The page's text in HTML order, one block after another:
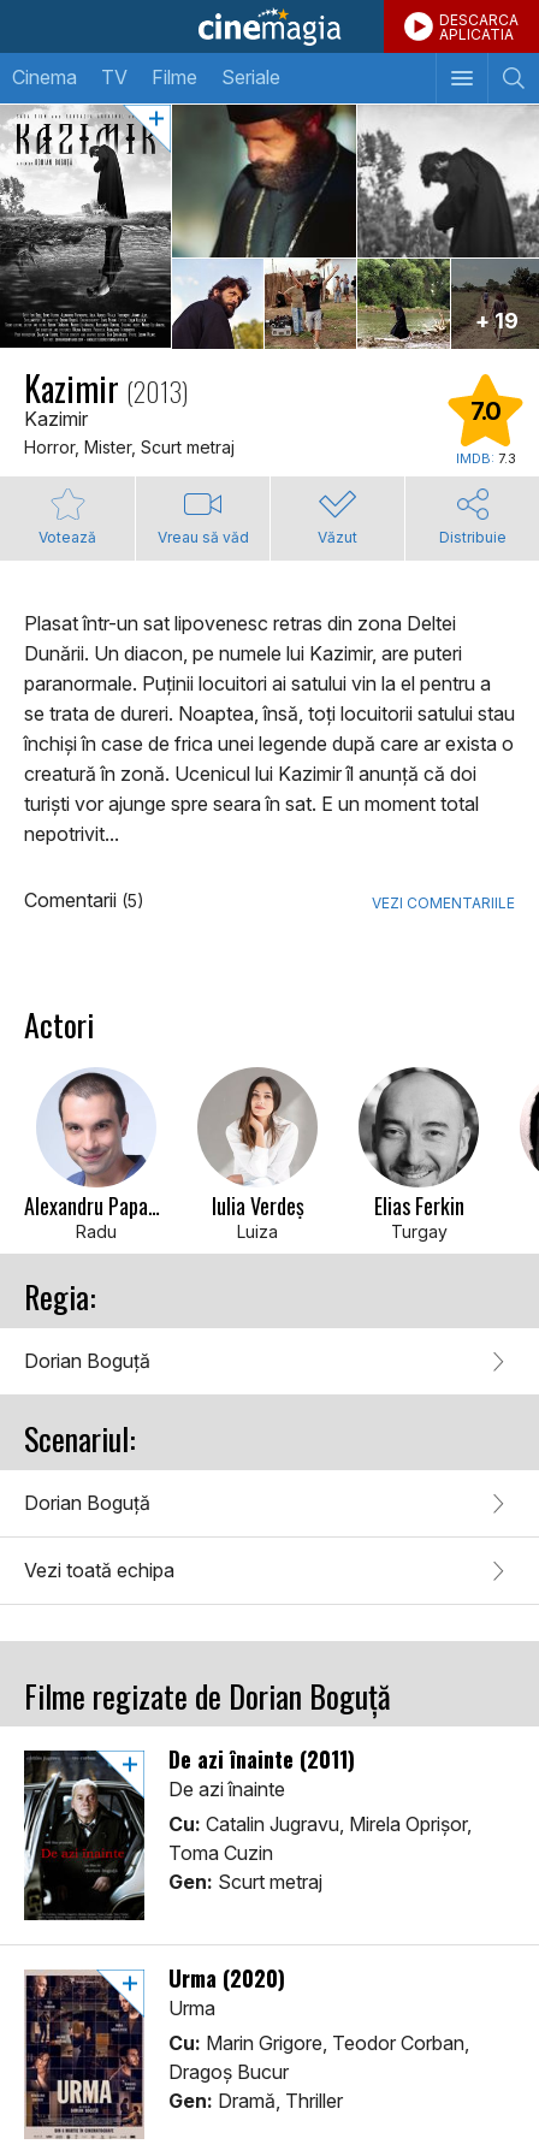
DESCARCA
APLICATIA
Cinema TV Filme Seriale
+ 19
Kazimir (2013)
Kazimir
Horror, Mister, Scurt metraj
7.0
IMDB: 7.3
Votează Vreau să văd Văzut Distribuie
Plasat într-un sat lipovenesc retras din zona Deltei
Dunării. Un diacon, pe numele lui Kazimir, are puteri
paranormale. Puținii locuitori ai satului vin la el pentru a
se trata de dureri. Noaptea, însă, toți locuitorii satului stau
închiși în case de frica unei legende după care ar exista o
creatură în zonă. Ucenicul lui Kazimir îl anunță că doi
turiști vor ajunge spre seara în sat. E un moment total
nepotrivit...
Comentarii (5) VEZI COMENTARIILE
Actori
Alexandru Papadopol
Radu
Iulia Verdeș
Luiza
Elias Ferkin
Turgay
Regia:
Dorian Boguță
Scenariul:
Dorian Boguță
Vezi toată echipa
Filme regizate de Dorian Boguță
De azi înainte (2011)
De azi înainte
Cu: Catalin Jugravu, Mirela Oprişor,
Toma Cuzin
Gen: Scurt metraj
Urma (2020)
Urma
Cu: Marin Grigore, Teodor Corban,
Dragoș Bucur
Gen: Dramă, Thriller